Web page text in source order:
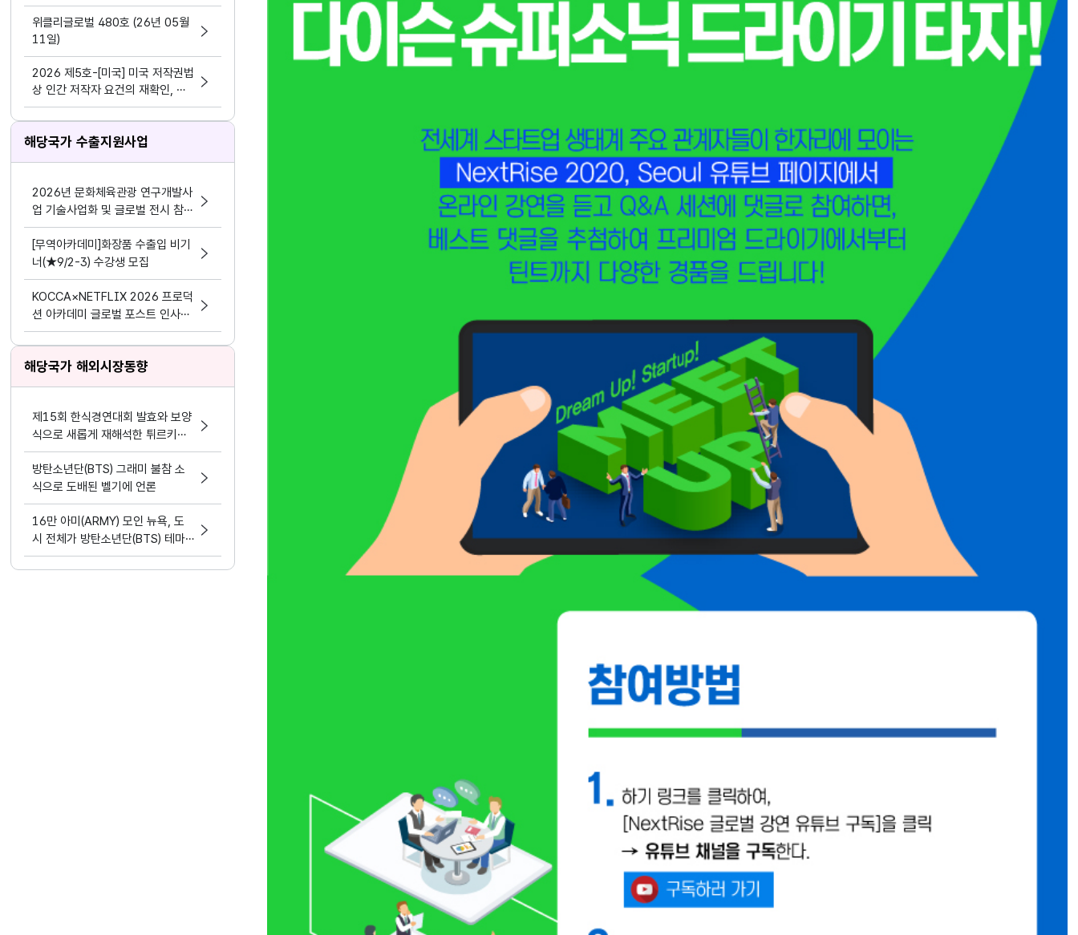
(András Müller) 엘테 대학교 교
수에게 듣다
위클리글로벌 480호 (26년 05월
11일)
2026 제5호-[미국] 미국 저작권법
상 인간 저작자 요건의 재확인, 탈
러 사건 상고허가 기각을 중심으로
(계승균)
해당국가 수출지원사업
2026년 문화체육관광 연구개발사
업 기술사업화 및 글로벌 전시 참가
기업 모집공고
[무역아카데미]화장품 수출입 비기
너(★9/2-3) 수강생 모집
KOCCA×NETFLIX 2026 프로덕
션 아카데미 글로벌 포스트 인사이
트 교육생 모집
해당국가 해외시장동향
제15회 한식경연대회 발효와 보양
식으로 새롭게 재해석한 튀르키예
한식
방탄소년단(BTS) 그래미 불참 소
식으로 도배된 벨기에 언론
16만 아미(ARMY) 모인 뉴욕, 도
시 전체가 방탄소년단(BTS) 테마
파크가 됐다.